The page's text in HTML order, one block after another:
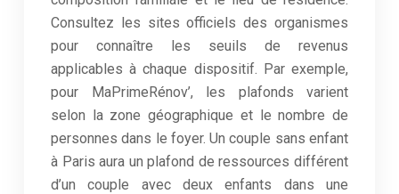
Consultez les sites officiels des organismes
pour connaître les seuils de revenus
applicables à chaque dispositif. Par exemple,
pour MaPrimeRénov’, les plafonds varient
selon la zone géographique et le nombre de
personnes dans le foyer. Un couple sans enfant
à Paris aura un plafond de ressources différent
d’un couple avec deux enfants dans une